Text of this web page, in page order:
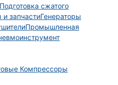
Подготовка сжатого
запчастиГенераторы
Промышленная
Компрессоры